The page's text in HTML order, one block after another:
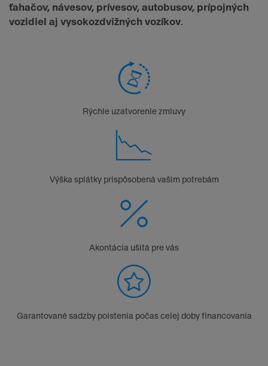
ťahačov, návesov, prívesov, autobusov, prípojných
vozidiel aj vysokozdvižných vozíkov.
Rýchle uzatvorenie zmluvy
Výška splátky prispôsobená vašim potrebám
Akontácia ušitá pre vás
Garantované sadzby poistenia počas celej doby financovania